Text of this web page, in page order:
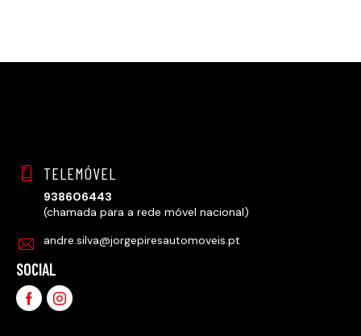
TELEMÓVEL
938606443
(chamada para a rede móvel nacional)
andre.silva@jorgepiresautomoveis.pt
SOCIAL